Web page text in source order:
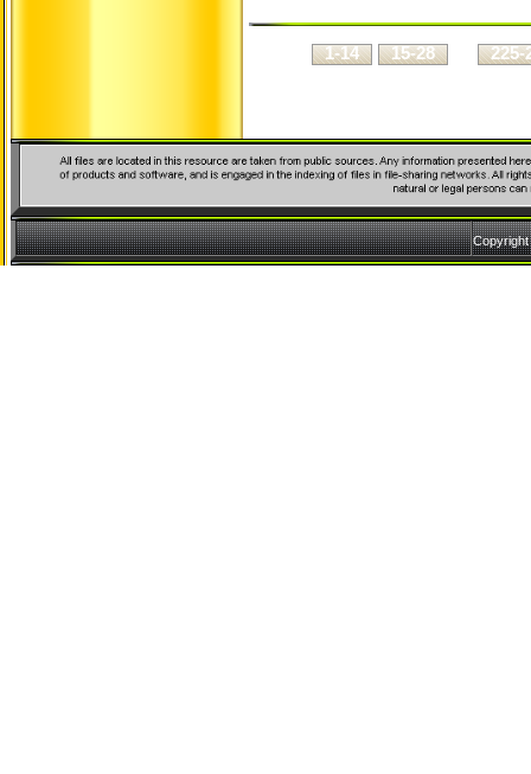
1-14 15-28 225-